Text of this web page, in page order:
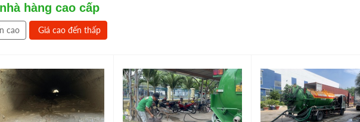
hàng cao cấp
cao Giá cao đến thấp